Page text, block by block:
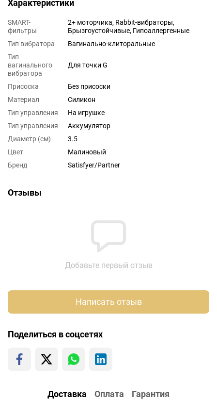
Характеристики
SMART-
фильтры
2+ моторчика, Rabbit-вибраторы,
Брызгоустойчивые, Гипоаллергенные
Тип вибратора
Вагинально-клиторальные
Тип
вагинального
вибратора
Для точки G
Присоска
Без присоски
Материал
Силикон
Тип управления
На игрушке
Тип управления
Аккумулятор
Диаметр (см)
3.5
Цвет
Малиновый
Бренд
Satisfyer/Partner
Отзывы
Добавьте первый отзыв
Написать отзыв
Поделиться в соцсетях
Доставка Оплата Гарантия